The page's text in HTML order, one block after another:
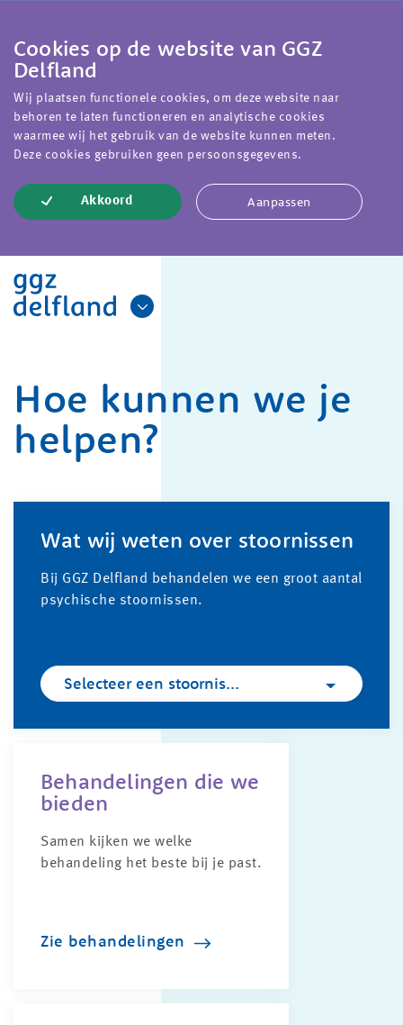
Cookies op de website van GGZ
Delfland
Wij plaatsen functionele cookies, om deze website naar
behoren te laten functioneren en analytische cookies
waarmee wij het gebruik van de website kunnen meten.
Deze cookies gebruiken geen persoonsgegevens.
Akkoord Aanpassen
Hoe kunnen we je
helpen?
Wat wij weten over stoornissen
Bij GGZ Delfland behandelen we een groot aantal
psychische stoornissen.
Selecteer een stoornis...
Behandelingen die we
bieden
Samen kijken we welke
behandeling het beste bij je past.
Zie behandelingen